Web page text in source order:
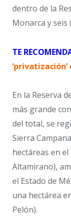
dentro de la
Monarca y seis
TE
En la Reserva
más grande
del total, se
Sierra
hectáreas en
Altamirano),
el Estado de
una hectárea
Pelón).